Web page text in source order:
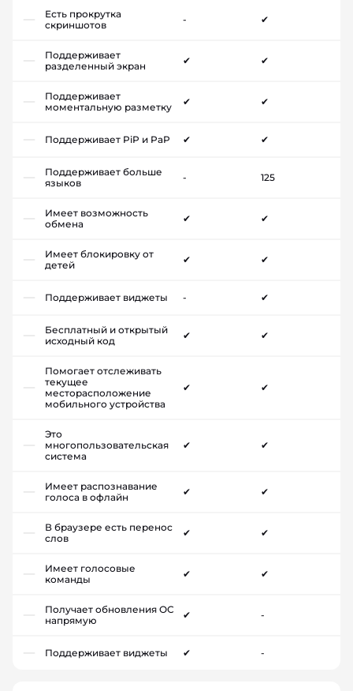
Есть прокрутка
скриншотов
- ✔
Поддерживает
разделенный экран
✔ ✔
Поддерживает
моментальную разметку
✔ ✔
Поддерживает PiP и PaP ✔ ✔
Поддерживает больше
языков
- 125
Имеет возможность
обмена
✔ ✔
Имеет блокировку от
детей
✔ ✔
Поддерживает виджеты - ✔
Бесплатный и открытый
исходный код
✔ ✔
Помогает отслеживать
текущее
месторасположение
мобильного устройства
✔ ✔
Это
многопользовательская
система
✔ ✔
Имеет распознавание
голоса в офлайн
✔ ✔
В браузере есть перенос
слов
✔ ✔
Имеет голосовые
команды
✔ ✔
Получает обновления ОС
напрямую
✔ -
Поддерживает виджеты ✔ -